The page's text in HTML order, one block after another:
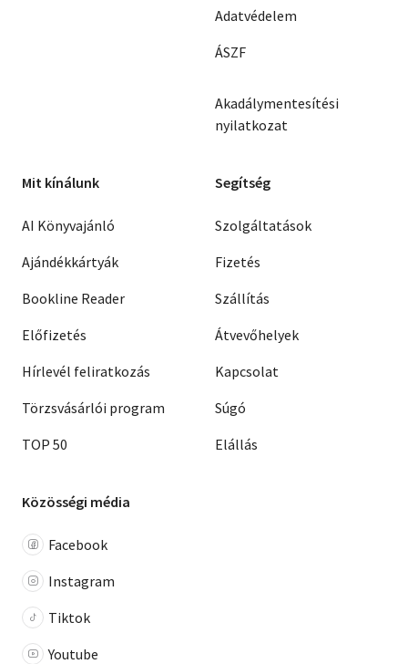
Adatvédelem
ÁSZF
Akadálymentesítési
nyilatkozat
Mit kínálunk
AI Könyvajánló
Ajándékkártyák
Bookline Reader
Előfizetés
Hírlevél feliratkozás
Törzsvásárlói program
TOP 50
Segítség
Szolgáltatások
Fizetés
Szállítás
Átvevőhelyek
Kapcsolat
Súgó
Elállás
Közösségi média
Facebook
Instagram
Tiktok
Youtube